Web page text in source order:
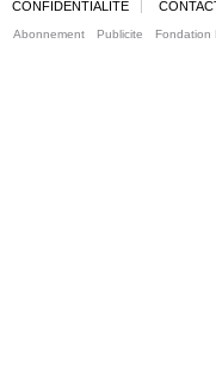
CONFIDENTIALITE
Abonnement Publicite Fondation